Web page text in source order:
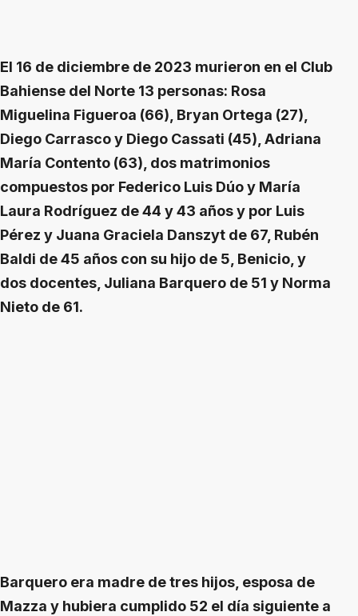
El 16 de diciembre de 2023 murieron en el Club
Bahiense del Norte 13 personas: Rosa
Miguelina Figueroa (66), Bryan Ortega (27),
Diego Carrasco y Diego Cassati (45), Adriana
María Contento (63), dos matrimonios
compuestos por Federico Luis Dúo y María
Laura Rodríguez de 44 y 43 años y por Luis
Pérez y Juana Graciela Danszyt de 67, Rubén
Baldi de 45 años con su hijo de 5, Benicio, y
dos docentes, Juliana Barquero de 51 y Norma
Nieto de 61.
Barquero era madre de tres hijos, esposa de
Mazza y hubiera cumplido 52 el día siguiente a